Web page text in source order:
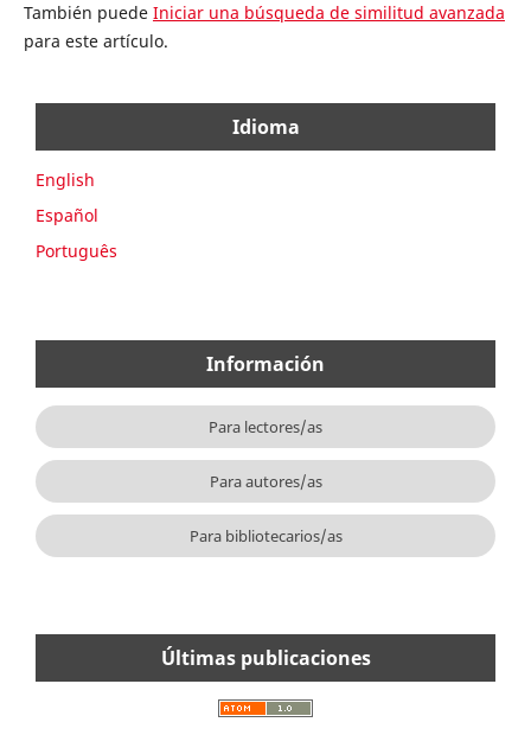
También puede Iniciar una búsqueda de similitud avanzada
para este artículo.
Idioma
English
Español
Português
Información
Para lectores/as
Para autores/as
Para bibliotecarios/as
Últimas publicaciones